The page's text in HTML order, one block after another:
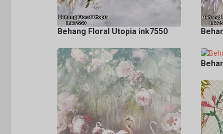
Behang Floral Utopia ink7550